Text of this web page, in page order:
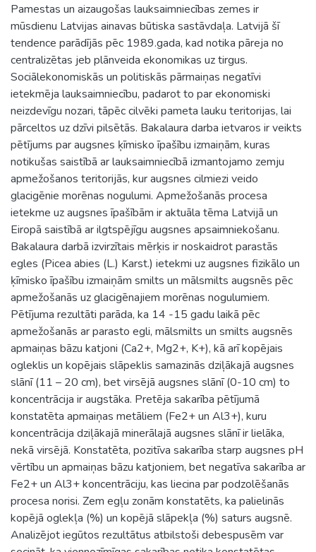
Pamestas un aizaugošas lauksaimniecības zemes ir
mūsdienu Latvijas ainavas būtiska sastāvdaļa. Latvijā šī
tendence parādījās pēc 1989.gada, kad notika pāreja no
centralizētas jeb plānveida ekonomikas uz tirgus.
Sociālekonomiskās un politiskās pārmaiņas negatīvi
ietekmēja lauksaimniecību, padarot to par ekonomiski
neizdevīgu nozari, tāpēc cilvēki pameta lauku teritorijas, lai
pārceltos uz dzīvi pilsētās. Bakalaura darba ietvaros ir veikts
pētījums par augsnes ķīmisko īpašību izmaiņām, kuras
notikušas saistībā ar lauksaimniecībā izmantojamo zemju
apmežošanos teritorijās, kur augsnes cilmiezi veido
glacigēnie morēnas nogulumi. Apmežošanās procesa
ietekme uz augsnes īpašībām ir aktuāla tēma Latvijā un
Eiropā saistībā ar ilgtspējīgu augsnes apsaimniekošanu.
Bakalaura darbā izvirzītais mērķis ir noskaidrot parastās
egles (Picea abies (L.) Karst.) ietekmi uz augsnes fizikālo un
ķīmisko īpašību izmaiņām smilts un mālsmilts augsnēs pēc
apmežošanās uz glacigēnajiem morēnas nogulumiem.
Pētījuma rezultāti parāda, ka 14 -15 gadu laikā pēc
apmežošanās ar parasto egli, mālsmilts un smilts augsnēs
apmaiņas bāzu katjoni (Ca2+, Mg2+, K+), kā arī kopējais
ogleklis un kopējais slāpeklis samazinās dziļākajā augsnes
slānī (11 – 20 cm), bet virsējā augsnes slānī (0-10 cm) to
koncentrācija ir augstāka. Pretēja sakarība pētījumā
konstatēta apmaiņas metāliem (Fe2+ un Al3+), kuru
koncentrācija dziļākajā minerālajā augsnes slānī ir lielāka,
nekā virsējā. Konstatēta, pozitīva sakarība starp augsnes pH
vērtību un apmaiņas bāzu katjoniem, bet negatīva sakarība ar
Fe2+ un Al3+ koncentrāciju, kas liecina par podzolēšanās
procesa norisi. Zem egļu zonām konstatēts, ka palielinās
kopējā oglekļa (%) un kopējā slāpekļa (%) saturs augsnē.
Analizējot iegūtos rezultātus atbilstoši debespusēm var